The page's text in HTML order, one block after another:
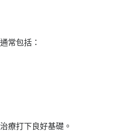
常包括：
療打下良好基礎。